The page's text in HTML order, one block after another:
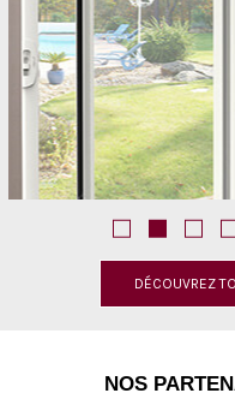
DÉCOUVREZ
NOS